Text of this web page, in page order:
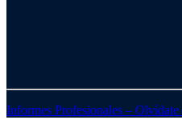
Informes Profesionales – Olvídate